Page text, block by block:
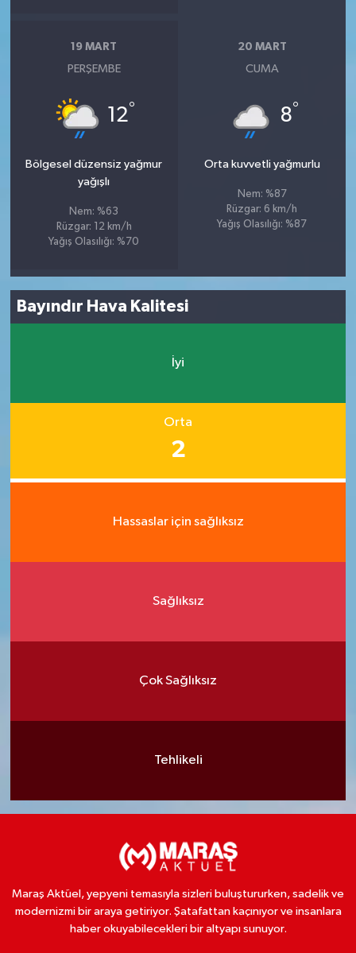
19 MART
PERŞEMBE
12°
Bölgesel düzensiz yağmur
yağışlı
Nem: %63
Rüzgar: 12 km/h
Yağış Olasılığı: %70
20 MART
CUMA
8°
Orta kuvvetli yağmurlu
Nem: %87
Rüzgar: 6 km/h
Yağış Olasılığı: %87
Bayındır Hava Kalitesi
İyi
Orta
2
Hassaslar için sağlıksız
Sağlıksız
Çok Sağlıksız
Tehlikeli
Maraş Aktüel, yepyeni temasıyla sizleri buluştururken, sadelik ve
modernizmi bir araya getiriyor. Şatafattan kaçınıyor ve insanlara
haber okuyabilecekleri bir altyapı sunuyor.